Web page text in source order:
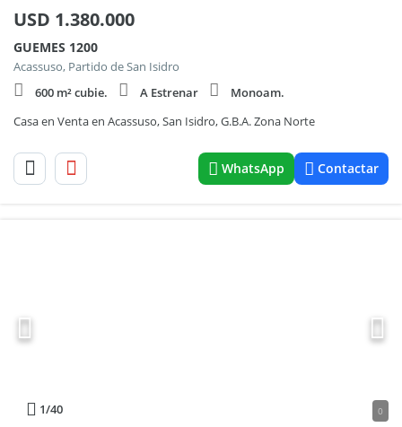
USD 1.380.000
GUEMES 1200
Acassuso, Partido de San Isidro
600 m² cubie.
A Estrenar
Monoam.
Casa en Venta en Acassuso, San Isidro, G.B.A. Zona Norte
WhatsApp Contactar
1/40 0